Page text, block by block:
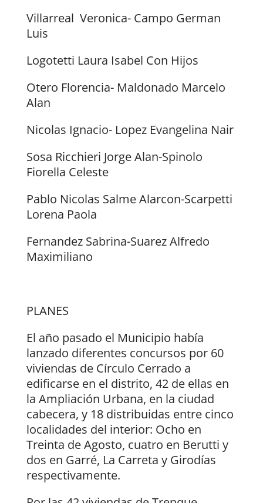
Villarreal Veronica- Campo German
Luis
Logotetti Laura Isabel Con Hijos
Otero Florencia- Maldonado Marcelo
Alan
Nicolas Ignacio- Lopez Evangelina Nair
Sosa Ricchieri Jorge Alan-Spinolo
Fiorella Celeste
Pablo Nicolas Salme Alarcon-Scarpetti
Lorena Paola
Fernandez Sabrina-Suarez Alfredo
Maximiliano
PLANES
El año pasado el Municipio había
lanzado diferentes concursos por 60
viviendas de Círculo Cerrado a
edificarse en el distrito, 42 de ellas en
la Ampliación Urbana, en la ciudad
cabecera, y 18 distribuidas entre cinco
localidades del interior: Ocho en
Treinta de Agosto, cuatro en Berutti y
dos en Garré, La Carreta y Girodías
respectivamente.